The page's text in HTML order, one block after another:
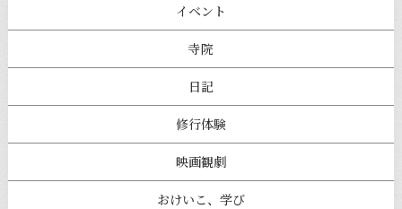
イベント
寺院
日記
修行体験
映画観劇
おけいこ、学び